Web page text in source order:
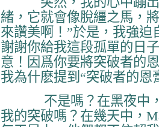
緒，它就會像脫繮之馬，
來讚美啊！”於是，我強
謝謝你給我這段孤單的日
意！因爲你要將突破者的
我為什麽提到“突破者的恩
不是嗎？在黑夜中
我的突破嗎？在幾天中，